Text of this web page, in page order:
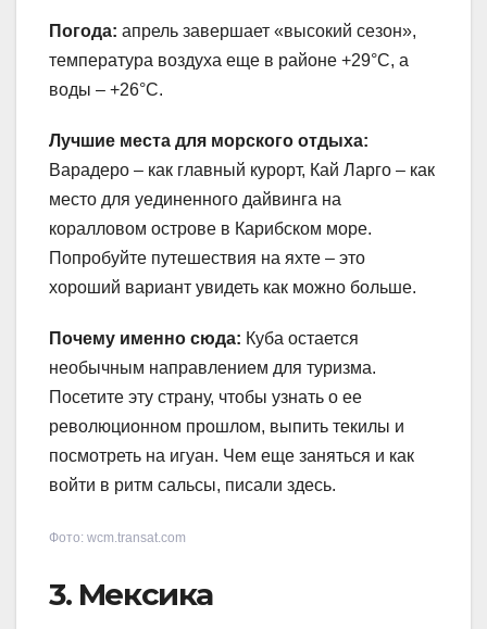
Погода: апрель завершает «высокий сезон»,
температура воздуха еще в районе +29°С, а
воды – +26°С.
Лучшие места для морского отдыха:
Варадеро – как главный курорт, Кай Ларго – как
место для уединенного дайвинга на
коралловом острове в Карибском море.
Попробуйте путешествия на яхте – это
хороший вариант увидеть как можно больше.
Почему именно сюда: Куба остается
необычным направлением для туризма.
Посетите эту страну, чтобы узнать о ее
революционном прошлом, выпить текилы и
посмотреть на игуан. Чем еще заняться и как
войти в ритм сальсы, писали здесь.
Фото: wcm.transat.com
3. Мексика